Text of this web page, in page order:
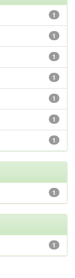
1
1
1
1
1
1
1
1
1